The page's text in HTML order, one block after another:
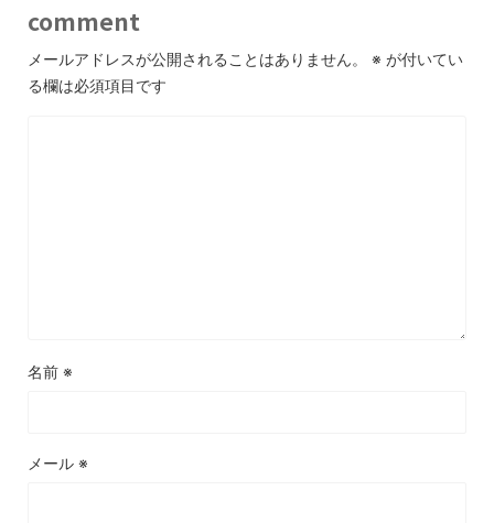
comment
メールアドレスが公開されることはありません。 ※ が付いてい
る欄は必須項目です
名前 ※
メール ※